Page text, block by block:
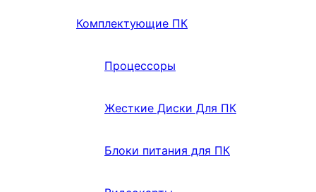
Комплектующие ПК
Процессоры
Жесткие Диски Для ПК
Блоки питания для ПК